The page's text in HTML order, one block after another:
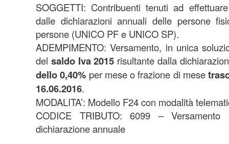
SOGGETTI: Contribuenti tenuti ad
dalle dichiarazioni annuali delle persone
persone (UNICO PF e UNICO SP).
ADEMPIMENTO: Versamento, in unica
del saldo Iva 2015 risultante dalla
dello 0,40% per mese o frazione di mese
16.06.2016.
MODALITA’: Modello F24 con modalità
CODICE TRIBUTO: 6099 –
dichiarazione annuale